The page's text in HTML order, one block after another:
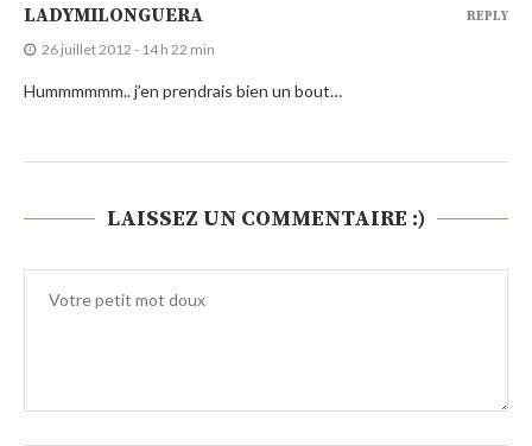
LADYMILONGUERA
26 juillet 2012 - 14 h 22 min
Hummmmmm.. j’en prendrais bien un bout…
REPLY
LAISSEZ UN COMMENTAIRE :)